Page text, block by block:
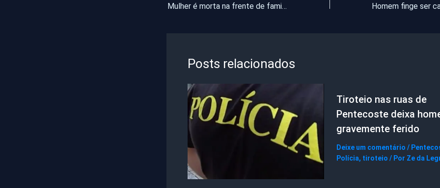
Mulher é morta na frente de familiares no interior do Ceará
Posts relacionados
Tiroteio nas ruas de
Pentecoste deixa
gravemente ferido
Deixe um comentário /
Polícia, tiroteio / Por Ze da